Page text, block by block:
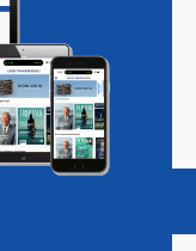
Vacatures